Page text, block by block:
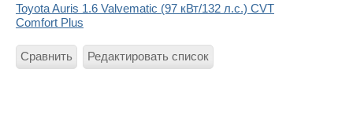
Toyota Auris 1.6 Valvematic (97 кВт/132 л.с.) CVT
Comfort Plus
Сравнить Редактировать список